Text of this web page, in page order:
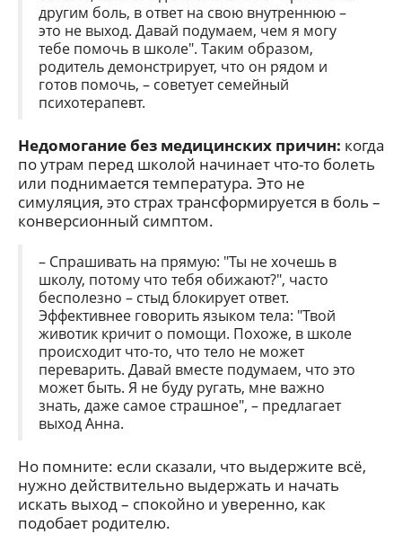
другим боль, в ответ на свою внутреннюю –
это не выход. Давай подумаем, чем я могу
тебе помочь в школе". Таким образом,
родитель демонстрирует, что он рядом и
готов помочь, – советует семейный
психотерапевт.
Недомогание без медицинских причин: когда
по утрам перед школой начинает что-то болеть
или поднимается температура. Это не
симуляция, это страх трансформируется в боль –
конверсионный симптом.
– Спрашивать на прямую: "Ты не хочешь в
школу, потому что тебя обижают?", часто
бесполезно – стыд блокирует ответ.
Эффективнее говорить языком тела: "Твой
животик кричит о помощи. Похоже, в школе
происходит что-то, что тело не может
переварить. Давай вместе подумаем, что это
может быть. Я не буду ругать, мне важно
знать, даже самое страшное", – предлагает
выход Анна.
Но помните: если сказали, что выдержите всё,
нужно действительно выдержать и начать
искать выход – спокойно и уверенно, как
подобает родителю.